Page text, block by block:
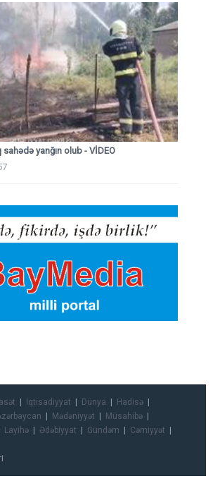
sahədə yanğın olub - VİDEO
İqtisadiyyat Dünya
Hadisə
Mədəniyyət
Müsahibə
Layihə Ədəbiyyat Gündəm
Cəmiyyət